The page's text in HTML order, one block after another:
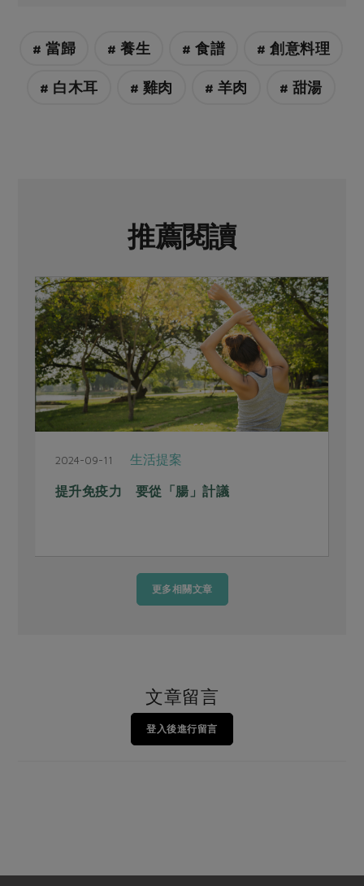
# 當歸 # 養生 # 食譜 # 創意料理
# 白木耳 # 雞肉 # 羊肉 # 甜湯
推薦閱讀
2024-09-11 生活提案
提升免疫力 要從「腸」計議
更多相關文章
文章留言
登入後進行留言